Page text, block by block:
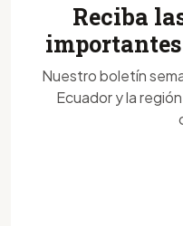
Reciba
Nuestro boletín
Ecuador y la